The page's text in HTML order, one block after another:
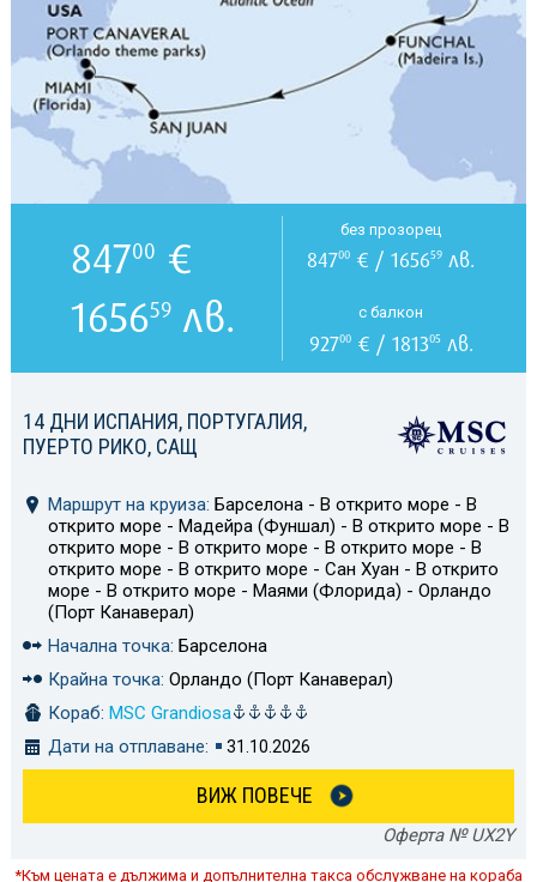
14 ДНИ ИСПАНИЯ, ПОРТУГАЛИЯ,
ПУЕРТО РИКО, САЩ
Маршрут на круиза: Барселона - В открито море - В
открито море - Мадейра (Фуншал) - В открито море - В
открито море - В открито море - В открито море - В
открито море - В открито море - Сан Хуан - В открито
море - В открито море - Маями (Флорида) - Орландо
(Порт Канаверал)
Начална точка: Барселона
Крайна точка: Орландо (Порт Канаверал)
Кораб: MSC Grandiosa
Дати на отплаване:
31.10.2026
ВИЖ ПОВЕЧЕ
Оферта № UX2Y
84700 €
165659лв.
без прозорец
84700 € / 165659 лв.
с балкон
92700€ / 181305лв.
*Към цената е дължима и допълнителна такса обслужване на кораба